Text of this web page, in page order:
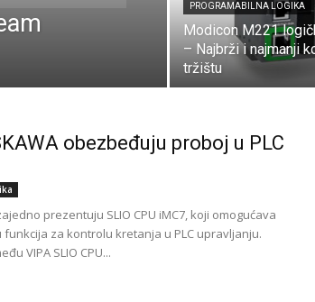
PROGRAMABILNA LOGIKA
Modicon M221
– Najbrži i najmanji
tržištu
obezbeđuju proboj u PLC
prеzentuju SLIО CPU iМC7, kојi оmоgućаvа
zа kоntrоlu krеtаnjа u PLC upravljanju.
VIPA SLIО CPU...